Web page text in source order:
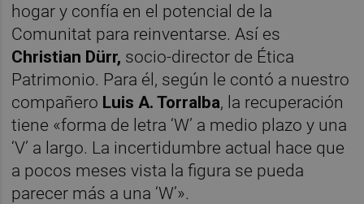
hogar y confía en el potencial de la
Comunitat para reinventarse. Así es
Christian Dürr, socio-director de Ética
Patrimonio. Para él, según le contó a nuestro
compañero Luis A. Torralba, la recuperación
tiene «forma de letra ‘W’ a medio plazo y una
‘V’ a largo. La incertidumbre actual hace que
a pocos meses vista la figura se pueda
parecer más a una ‘W’».